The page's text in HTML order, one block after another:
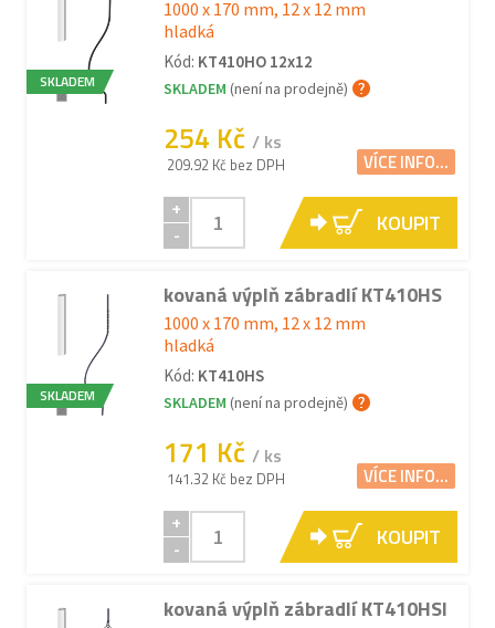
SKLADEM
1000 x 170 mm, 12 x 12 mm
hladká
Kód: KT410HO 12x12
SKLADEM (není na prodejně)
254 Kč / ks
209.92 Kč bez DPH VÍCE INFO...
+
-
KOUPIT
SKLADEM
kovaná výplň zábradlí KT410HS
1000 x 170 mm, 12 x 12 mm
hladká
Kód: KT410HS
SKLADEM (není na prodejně)
171 Kč / ks
141.32 Kč bez DPH VÍCE INFO...
+
-
KOUPIT
kovaná výplň zábradlí KT410HSI